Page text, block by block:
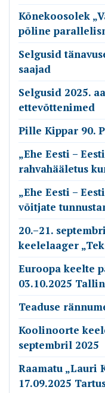
Kõnekoosolek
põline
Selgusid
saajad
Selgusid 2025.
ettevõttenimed
Pille Kippar 90.
„Ehe Eesti –
rahvahääletus
„Ehe Eesti –
võitjate
20.–21.
keelelaager
Euroopa keelte
03.10.2025
Teaduse
Koolinoorte
septembril 2025
Raamatu „Lauri
17.09.2025